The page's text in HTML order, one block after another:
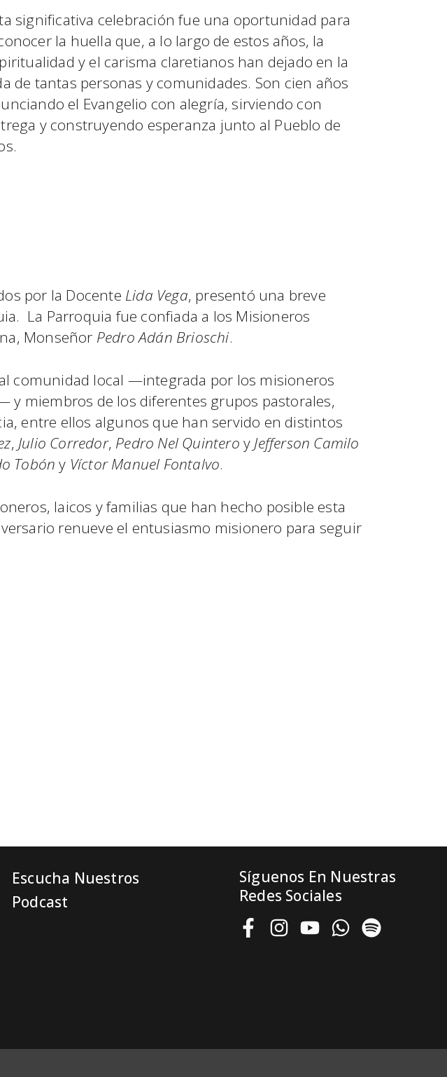
significativa celebración fue una oportunidad para
la huella que, a lo largo de estos años, la
y el carisma claretianos han dejado en la
de tantas personas y comunidades. Son cien años
el Evangelio con alegría, sirviendo con
y construyendo esperanza junto al Pueblo de
por la Docente Lida Vega, presentó una breve
La Parroquia fue confiada a los Misioneros
Monseñor Pedro Adán Brioschi.
comunidad local —integrada por los misioneros
y miembros de los diferentes grupos pastorales,
entre ellos algunos que han servido en distintos
, Julio Corredor, Pedro Nel Quintero y Jefferson Camilo
Tobón y Víctor Manuel Fontalvo.
laicos y familias que han hecho posible esta
renueve el entusiasmo misionero para seguir
Escucha Nuestros
Podcast
Síguenos En Nuestras
Redes Sociales